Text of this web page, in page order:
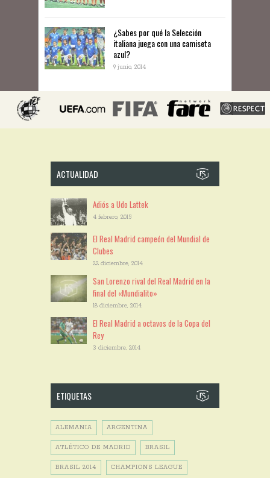
¿Sabes por qué la Selección
italiana juega con una camiseta
azul?
9 junio, 2014
ACTUALIDAD
Adiós a Udo Lattek
4 febrero, 2015
El Real Madrid campeón del Mundial de
Clubes
22 diciembre, 2014
San Lorenzo rival del Real Madrid en la
final del «Mundialito»
18 diciembre, 2014
El Real Madrid a octavos de la Copa del
Rey
3 diciembre, 2014
ETIQUETAS
ALEMANIA ARGENTINA
ATLÉTICO DE MADRID BRASIL
BRASIL 2014 CHAMPIONS LEAGUE